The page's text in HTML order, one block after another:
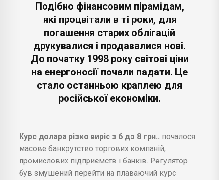
Подібно фінансовим пірамідам,
які процвітали в ті роки, для
погашення старих облігацій
друкувалися і продавалися нові.
До початку 1998 року світові ціни
на енергоносії почали падати. Це
стало останньою краплею для
російської економіки.
Курс долара різко виріс з 6 до 8 грн.. почалося
масове банкрутство торгових компаній,
промислових підприємств і банків. Регулятор
був змушений перейти на плаваючий курс